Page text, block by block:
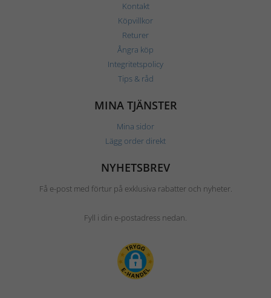
Kontakt
Köpvillkor
Returer
Ångra köp
Integritetspolicy
Tips & råd
MINA TJÄNSTER
Mina sidor
Lägg order direkt
NYHETSBREV
Få e-post med förtur på exklusiva rabatter och nyheter.
Fyll i din e-postadress nedan.